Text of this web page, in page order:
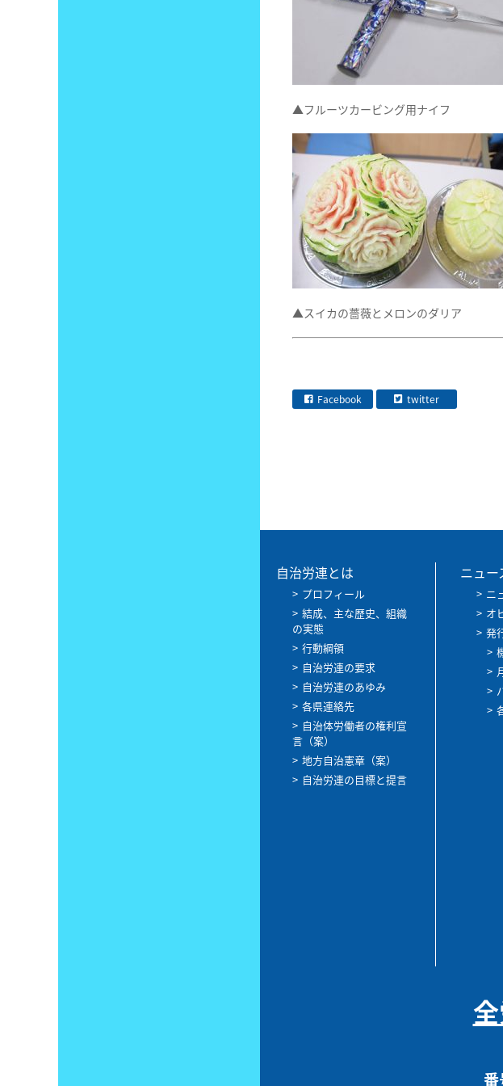
▲フルーツカービング用ナイフ
▲スイカの薔薇とメロンのダリア
Facebook twitter
自治労連とは
プロフィール
結成、主な歴史、組織
の実態
行動綱領
自治労連の要求
自治労連のあゆみ
各県連絡先
自治体労働者の権利宣
言（案）
地方自治憲章（案）
自治労連の目標と提言
ニュー
ニ
オ
発
番